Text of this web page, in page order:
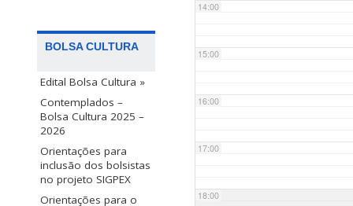
BOLSA CULTURA
Edital Bolsa Cultura »
Contemplados –
Bolsa Cultura 2025 –
2026
Orientações para
inclusão dos bolsistas
no projeto SIGPEX
Orientações para o
14:00
15:00
16:00
17:00
18:00